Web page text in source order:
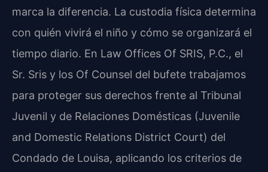
marca la diferencia. La custodia física determina
con quién vivirá el niño y cómo se organizará el
tiempo diario. En Law Offices Of SRIS, P.C., el
Sr. Sris y los Of Counsel del bufete trabajamos
para proteger sus derechos frente al Tribunal
Juvenil y de Relaciones Domésticas (Juvenile
and Domestic Relations District Court) del
Condado de Louisa, aplicando los criterios de